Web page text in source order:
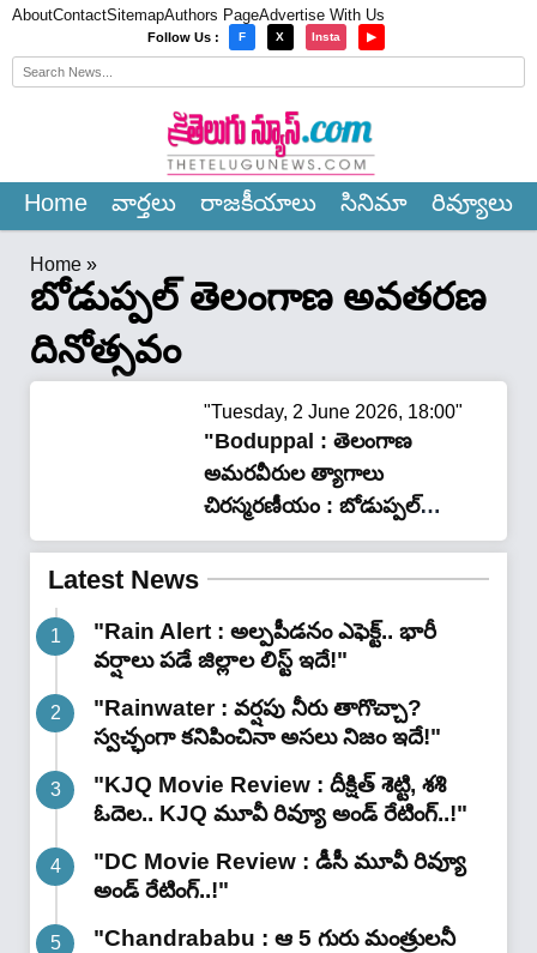
AboutContactSitemapAuthors PageAdvertise With Us
Follow Us : F X Insta ▶
Home వార్త‌లు రాజ‌కీయాలు సినిమా రివ్యూలు
Home »
బోడుప్పల్ తెలంగాణ అవతరణ
దినోత్సవం
"Tuesday, 2 June 2026, 18:00"
"Boduppal : తెలంగాణ
అమరవీరుల త్యాగాలు
చిరస్మరణీయం : బోడుప్పల్‌
సింగిరెడ్డి పద్మారెడ్డి"
Latest News
"Rain Alert : అల్పపీడనం ఎఫెక్ట్.. భారీ
వర్షాలు పడే జిల్లాల లిస్ట్ ఇదే!"
"Rainwater : వర్షపు నీరు తాగొచ్చా?
స్వచ్ఛంగా కనిపించినా అసలు నిజం ఇదే!"
"KJQ Movie Review : దీక్షిత్ శెట్టి, శశి
ఓదెల.. KJQ మూవీ రివ్యూ అండ్ రేటింగ్‌..!"
"DC Movie Review : డీసీ మూవీ రివ్యూ
అండ్ రేటింగ్‌..!"
"Chandrababu : ఆ 5 గురు మంత్రులనీ